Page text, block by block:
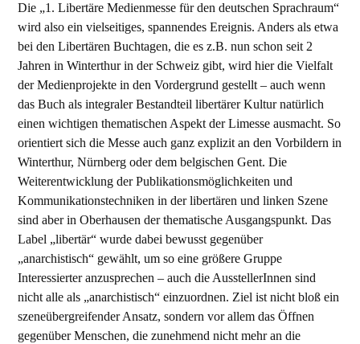
Die „1. Libertäre Medienmesse für den deutschen Sprachraum“
wird also ein vielseitiges, spannendes Ereignis. Anders als etwa
bei den Libertären Buchtagen, die es z.B. nun schon seit 2
Jahren in Winterthur in der Schweiz gibt, wird hier die Vielfalt
der Medienprojekte in den Vordergrund gestellt – auch wenn
das Buch als integraler Bestandteil libertärer Kultur natürlich
einen wichtigen thematischen Aspekt der Limesse ausmacht. So
orientiert sich die Messe auch ganz explizit an den Vorbildern in
Winterthur, Nürnberg oder dem belgischen Gent. Die
Weiterentwicklung der Publikationsmöglichkeiten und
Kommunikationstechniken in der libertären und linken Szene
sind aber in Oberhausen der thematische Ausgangspunkt. Das
Label „libertär“ wurde dabei bewusst gegenüber
„anarchistisch“ gewählt, um so eine größere Gruppe
Interessierter anzusprechen – auch die AusstellerInnen sind
nicht alle als „anarchistisch“ einzuordnen. Ziel ist nicht bloß ein
szeneübergreifender Ansatz, sondern vor allem das Öffnen
gegenüber Menschen, die zunehmend nicht mehr an die